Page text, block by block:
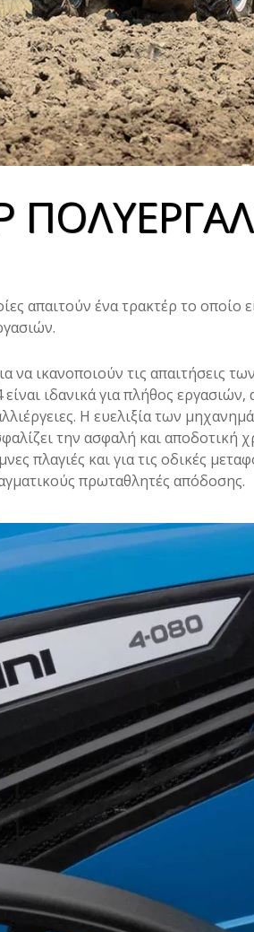
απαιτούν ένα τρακτέρ το οποίο
να ικανοποιούν τις απαιτήσεις
ιδανικά για πλήθος εργασιών,
Η ευελιξία των
την ασφαλή και
πλαγιές και για τις οδικές
πρωταθλητές απόδοσης.